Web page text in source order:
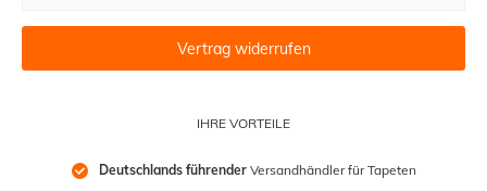
IHRE VORTEILE
Deutschlands führender Versandhändler für Tapeten
Vertrag widerrufen